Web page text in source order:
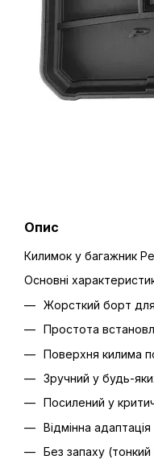
Опис
Килимок у багажник
Основні
Жорсткий борт
Простота
Поверхня килима
Зручний у будь-
Посилений у
Відмінна
Без запаху